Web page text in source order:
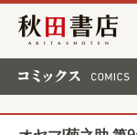
秋田書店